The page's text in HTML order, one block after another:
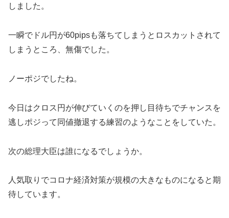
しました。
一瞬でドル円が60pipsも落ちてしまうとロスカットされて
しまうところ、無傷でした。
ノーポジでしたね。
今日はクロス円が伸びていくのを押し目待ちでチャンスを
逃しポジって同値撤退する練習のようなことをしていた。
次の総理大臣は誰になるでしょうか。
人気取りでコロナ経済対策が規模の大きなものになると期
待しています。